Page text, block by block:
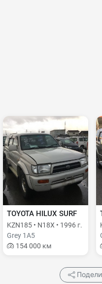
TOYOTA HILUX SURF
KZN185 • N18X • 1996 г.
Grey 1A5
154 000 км